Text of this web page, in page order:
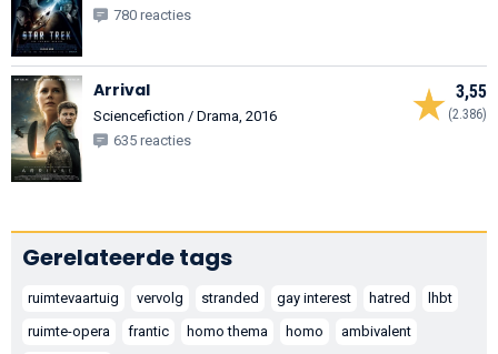
780 reacties
3,55
(2.386)
Arrival
Sciencefiction / Drama, 2016
635 reacties
Gerelateerde tags
ruimtevaartuig vervolg stranded gay interest hatred
lhbt
ruimte-opera
frantic homo thema homo
ambivalent